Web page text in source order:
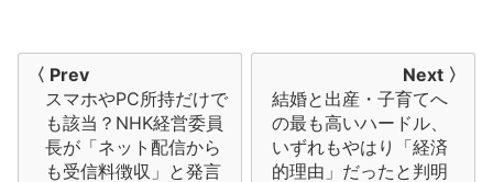
〈 Prev
スマホやPC所持だけで
も該当？NHK経営委員
長が「ネット配信から
も受信料徴収」と発言
Next 〉
結婚と出産・子育てへ
の最も高いハードル、
いずれもやはり「経済
的理由」だったと判明